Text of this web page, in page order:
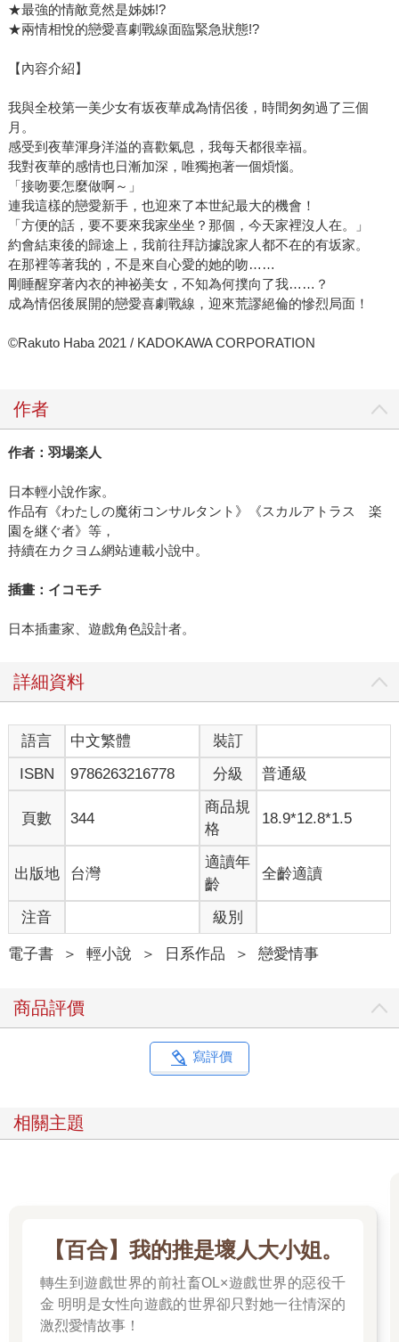
★最強的情敵竟然是姊姊!?
★兩情相悅的戀愛喜劇戰線面臨緊急狀態!?
【內容介紹】
我與全校第一美少女有坂夜華成為情侶後，時間匆匆過了三個
月。
感受到夜華渾身洋溢的喜歡氣息，我每天都很幸福。
我對夜華的感情也日漸加深，唯獨抱著一個煩惱。
「接吻要怎麼做啊～」
連我這樣的戀愛新手，也迎來了本世紀最大的機會！
「方便的話，要不要來我家坐坐？那個，今天家裡沒人在。」
約會結束後的歸途上，我前往拜訪據說家人都不在的有坂家。
在那裡等著我的，不是來自心愛的她的吻……
剛睡醒穿著內衣的神祕美女，不知為何撲向了我……？
成為情侶後展開的戀愛喜劇戰線，迎來荒謬絕倫的慘烈局面！
©Rakuto Haba 2021 / KADOKAWA CORPORATION
作者
作者：羽場楽人
日本輕小說作家。
作品有《わたしの魔術コンサルタント》《スカルアトラス 楽
園を継ぐ者》等，
持續在カクヨム網站連載小說中。
插畫：イコモチ
日本插畫家、遊戲角色設計者。
詳細資料
語言 中文繁體
裝訂
ISBN
9786263216778 分級 普通級
頁數 344
商品規
格
18.9*12.8*1.5
出版地 台灣
適讀年
齡
全齡適讀
注音 級別
電子書 ＞ 輕小說 ＞ 日系作品 ＞ 戀愛情事
商品評價
寫評價
相關主題
【百合】我的推是壞人大小姐。
轉生到遊戲世界的前社畜OL×遊戲世界的惡役千
金 明明是女性向遊戲的世界卻只對她一往情深的
激烈愛情故事！